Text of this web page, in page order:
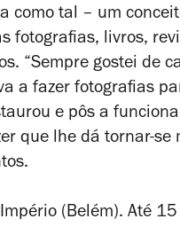
como tal – um
fotografias, livros,
“Sempre gostei de
a fazer fotografias
e pôs a
que lhe dá tornar-
(Belém). Até